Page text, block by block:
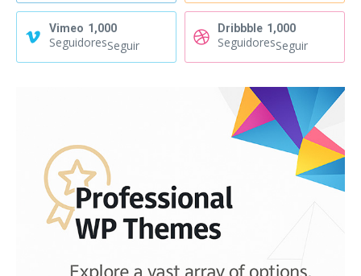
Vimeo 1,000
SeguidoresSeguir
Dribbble 1,000
SeguidoresSeguir